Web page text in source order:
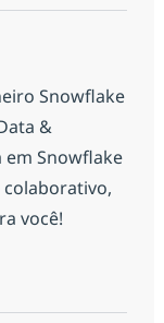
Snowflake
&
em Snowflake
colaborativo,
você!
Engineer